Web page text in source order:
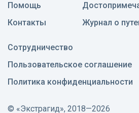
Помощь
Контакты
Журнал о
Сотрудничество
Пользовательское соглашение
Политика конфиденциальности
© «Экстрагид», 2018—2026